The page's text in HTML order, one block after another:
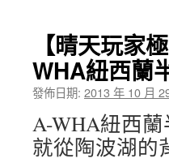
~【小
布
妹
愛
旅
行】〉
中
港
親
子
三
天
兩
夜
自
【晴天玩家
WHA紐西蘭
發佈日期: 2013 年 10 月
A-WHA紐西
就從陶波湖